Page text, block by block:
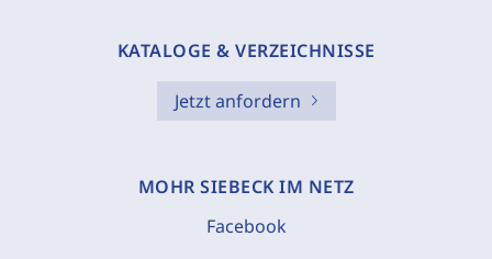
KATALOGE & VERZEICHNISSE
Jetzt anfordern
MOHR SIEBECK IM NETZ
Facebook